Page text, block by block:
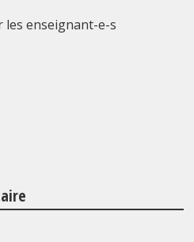
enseignant-e-s